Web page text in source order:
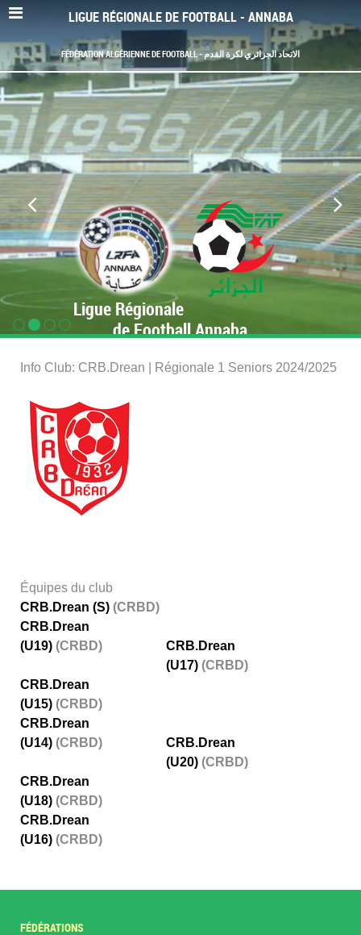
LIGUE RÉGIONALE DE FOOTBALL - ANNABA
FÉDÉRATION ALGÉRIENNE DE FOOTBALL - الاتحاد الجزائري لكرة القدم
Ligue Régionale
de Football Annaba
Info Club: CRB.Drean | Régionale 1 Seniors 2024/2025
Équipes du club
CRB.Drean (S) (CRBD)
CRB.Drean
(U19) (CRBD)
CRB.Drean
(U17) (CRBD)
CRB.Drean
(U15) (CRBD)
CRB.Drean
(U14) (CRBD)
CRB.Drean
(U20) (CRBD)
CRB.Drean
(U18) (CRBD)
CRB.Drean
(U16) (CRBD)
FÉDÉRATIONS